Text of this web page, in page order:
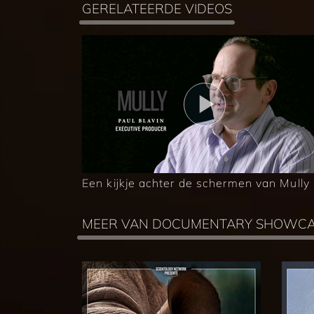
GERELATEERDE VIDEOS
Een kijkje achter de schermen van Mully
MEER VAN DOCUMENTARY